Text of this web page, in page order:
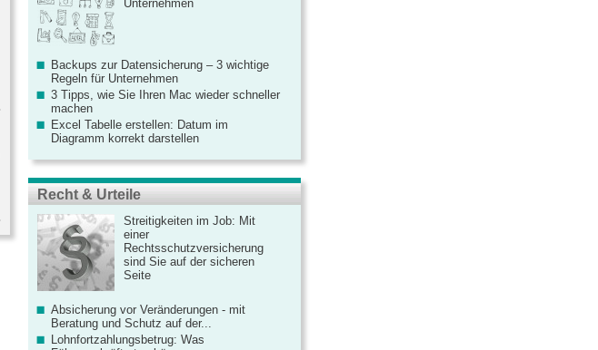
Unternehmen
Backups zur Datensicherung – 3 wichtige
Regeln für Unternehmen
3 Tipps, wie Sie Ihren Mac wieder schneller
machen
Excel Tabelle erstellen: Datum im
Diagramm korrekt darstellen
Recht & Urteile
Streitigkeiten im Job: Mit
einer
Rechtsschutzversicherung
sind Sie auf der sicheren
Seite
Absicherung vor Veränderungen - mit
Beratung und Schutz auf der...
Lohnfortzahlungsbetrug: Was